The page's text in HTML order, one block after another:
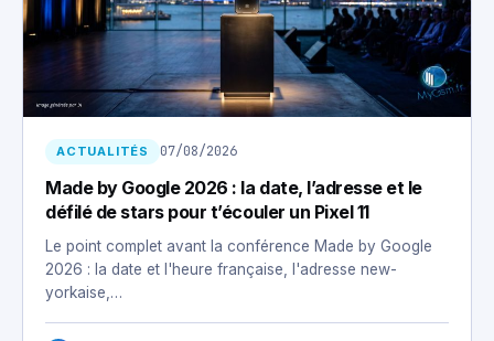
ACTUALITÉS 07/08/2026
Made by Google 2026 : la date, l’adresse et le
défilé de stars pour t’écouler un Pixel 11
Le point complet avant la conférence Made by Google
2026 : la date et l'heure française, l'adresse new-
yorkaise,…